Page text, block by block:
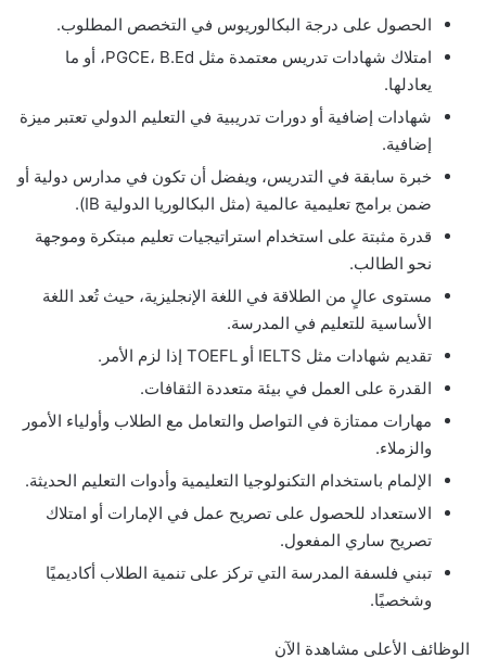
الحصول على درجة البكالوريوس في التخصص المطلوب.
امتلاك شهادات تدريس معتمدة مثل PGCE، B.Ed، أو ما
يعادلها.
شهادات إضافية أو دورات تدريبية في التعليم الدولي تعتبر ميزة
إضافية.
خبرة سابقة في التدريس، ويفضل أن تكون في مدارس دولية أو
ضمن برامج تعليمية عالمية (مثل البكالوريا الدولية IB).
قدرة مثبتة على استخدام استراتيجيات تعليم مبتكرة وموجهة
نحو الطالب.
مستوى عالٍ من الطلاقة في اللغة الإنجليزية، حيث تُعد اللغة
الأساسية للتعليم في المدرسة.
تقديم شهادات مثل IELTS أو TOEFL إذا لزم الأمر.
القدرة على العمل في بيئة متعددة الثقافات.
مهارات ممتازة في التواصل والتعامل مع الطلاب وأولياء الأمور
والزملاء.
الإلمام باستخدام التكنولوجيا التعليمية وأدوات التعليم الحديثة.
الاستعداد للحصول على تصريح عمل في الإمارات أو امتلاك
تصريح ساري المفعول.
تبني فلسفة المدرسة التي تركز على تنمية الطلاب أكاديميًا
وشخصيًا.
الوظائف الأعلى مشاهدة الآن